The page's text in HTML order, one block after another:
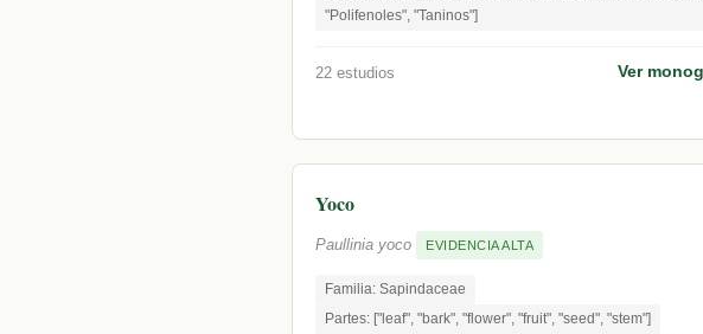
"Polifenoles", "Taninos"]
22 estudios Ver
Yoco
Paullinia yoco EVIDENCIA ALTA
Familia: Sapindaceae
Partes: ["leaf", "bark", "flower", "fruit", "seed", "stem"]